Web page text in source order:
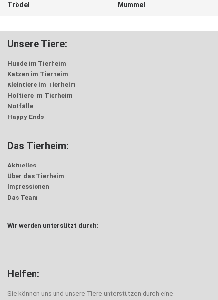
Trödel Mummel
Unsere Tiere:
Hunde im Tierheim
Katzen im Tierheim
Kleintiere im Tierheim
Hoftiere im Tierheim
Notfälle
Happy Ends
Das Tierheim:
Aktuelles
Über das Tierheim
Impressionen
Das Team
Wir werden untersützt durch:
Helfen:
Sie können uns und unsere Tiere unterstützen durch eine